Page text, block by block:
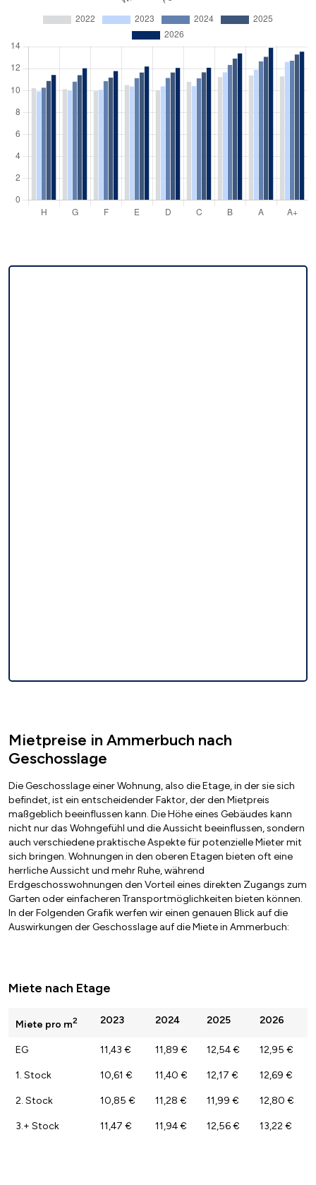
Mietpreise in Ammerbuch nach
Geschosslage
Die Geschosslage einer Wohnung, also die Etage, in der sie sich
befindet, ist ein entscheidender Faktor, der den Mietpreis
maßgeblich beeinflussen kann. Die Höhe eines Gebäudes kann
nicht nur das Wohngefühl und die Aussicht beeinflussen, sondern
auch verschiedene praktische Aspekte für potenzielle Mieter mit
sich bringen. Wohnungen in den oberen Etagen bieten oft eine
herrliche Aussicht und mehr Ruhe, während
Erdgeschosswohnungen den Vorteil eines direkten Zugangs zum
Garten oder einfacheren Transportmöglichkeiten bieten können.
In der Folgenden Grafik werfen wir einen genauen Blick auf die
Auswirkungen der Geschosslage auf die Miete in Ammerbuch:
Miete nach Etage
Miete pro m2 2023 2024 2025 2026
EG 11,43 € 11,89 € 12,54 € 12,95 €
1. Stock 10,61 € 11,40 € 12,17 € 12,69 €
2. Stock 10,85 € 11,28 € 11,99 € 12,80 €
3.+ Stock 11,47 € 11,94 € 12,56 € 13,22 €